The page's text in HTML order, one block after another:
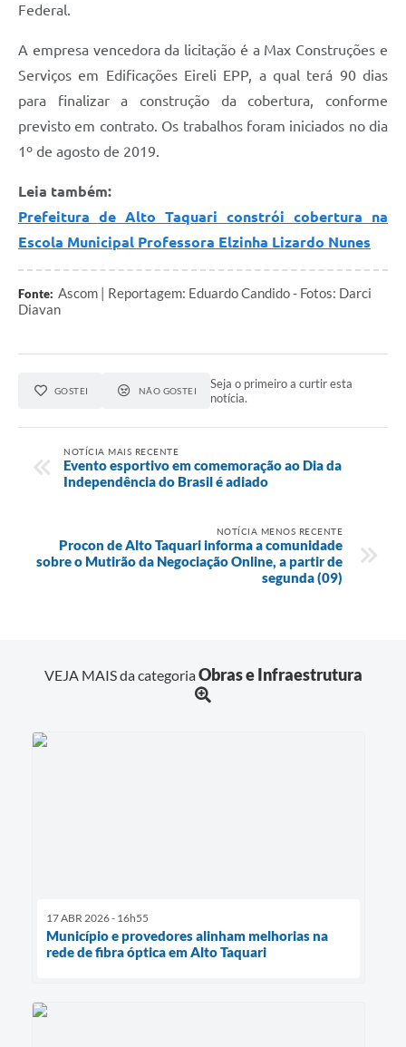
Federal.
A empresa vencedora da licitação é a Max Construções e
Serviços em Edificações Eireli EPP, a qual terá 90 dias
para finalizar a construção da cobertura, conforme
previsto em contrato. Os trabalhos foram iniciados no dia
1º de agosto de 2019.
Leia também:
Prefeitura de Alto Taquari constrói cobertura na
Escola Municipal Professora Elzinha Lizardo Nunes
Fonte: Ascom | Reportagem: Eduardo Candido - Fotos: Darci
Diavan
GOSTEI NÃO GOSTEI
Seja o primeiro a curtir esta
notícia.
NOTÍCIA MAIS RECENTE
Evento esportivo em comemoração ao Dia da
Independência do Brasil é adiado
NOTÍCIA MENOS RECENTE
Procon de Alto Taquari informa a comunidade
sobre o Mutirão da Negociação Online, a partir de
segunda (09)
VEJA MAIS da categoriaObras e Infraestrutura
17 ABR 2026 - 16h55
Município e provedores alinham melhorias na
rede de fibra óptica em Alto Taquari